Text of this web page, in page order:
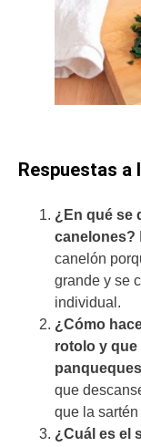
Respuestas a
¿En qué se
canelones?
canelón
grande y se
individual.
¿Cómo
rotolo y que
panqueques
que
que la
¿Cuál es el